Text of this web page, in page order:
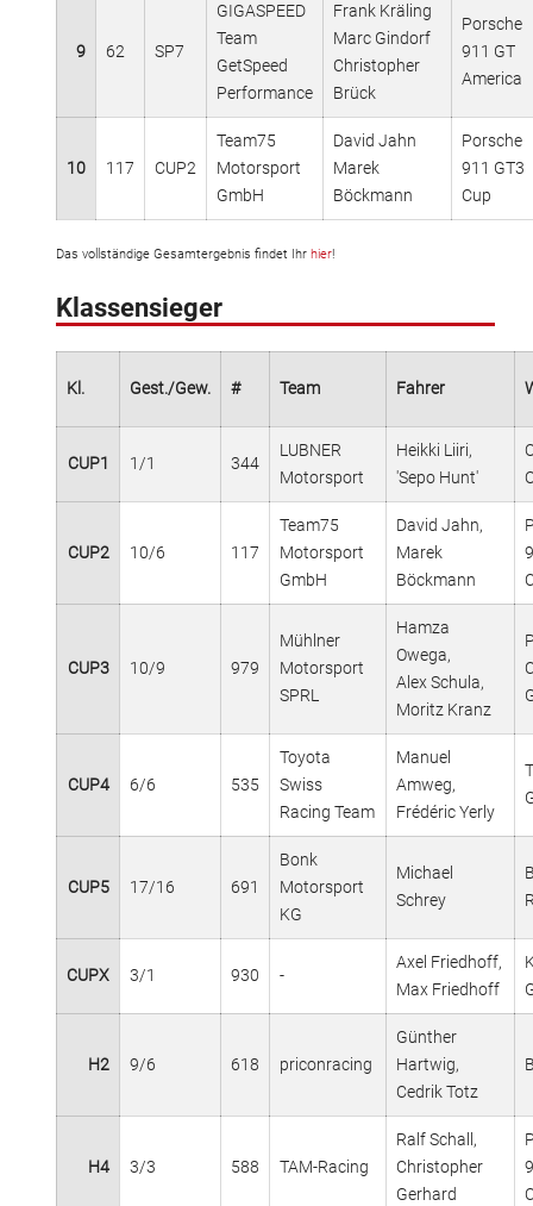
9 62 SP7
GIGASPEED
Team
GetSpeed
Performance
Frank Kräling
Marc Gindorf
Christopher
Brück
Porsche
911 GT
America
10 117 CUP2
Team75
Motorsport
GmbH
David Jahn
Marek
Böckmann
Porsche
911 GT3
Cup
Das vollständige Gesamtergebnis findet Ihr hier!
Klassensieger
Kl. Gest./Gew. # Team Fahrer
CUP1 1/1 344
LUBNER
Motorsport
Heikki Liiri,
'Sepo Hunt'
CUP2 10/6 117
Team75
Motorsport
GmbH
David Jahn,
Marek
Böckmann
CUP3 10/9 979
Mühlner
Motorsport
SPRL
Hamza
Owega,
Alex Schula,
Moritz Kranz
CUP4 6/6 535
Toyota
Swiss
Racing Team
Manuel
Amweg,
Frédéric Yerly
CUP5 17/16 691
Bonk
Motorsport
KG
Michael
Schrey
CUPX 3/1 930 -
Axel Friedhoff,
Max Friedhoff
H2 9/6 618 priconracing
Günther
Hartwig,
Cedrik Totz
H4 3/3 588 TAM-Racing
Ralf Schall,
Christopher
Gerhard